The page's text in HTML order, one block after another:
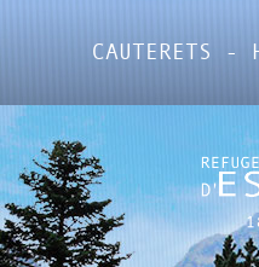
CAUTERETS -